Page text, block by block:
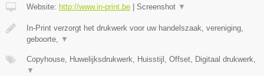
Website: http://www.in-print.be Screenshot ▼
In-Print verzorgt het drukwerk voor uw handelszaak, vereniging,
geboorte, ▼
Copyhouse, Huwelijksdrukwerk, Huisstijl, Offset, Digitaal drukwerk,
▼